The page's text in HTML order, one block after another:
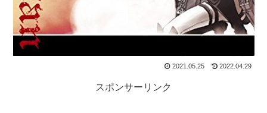
2021.05.25 2022.04.29
スポンサーリンク